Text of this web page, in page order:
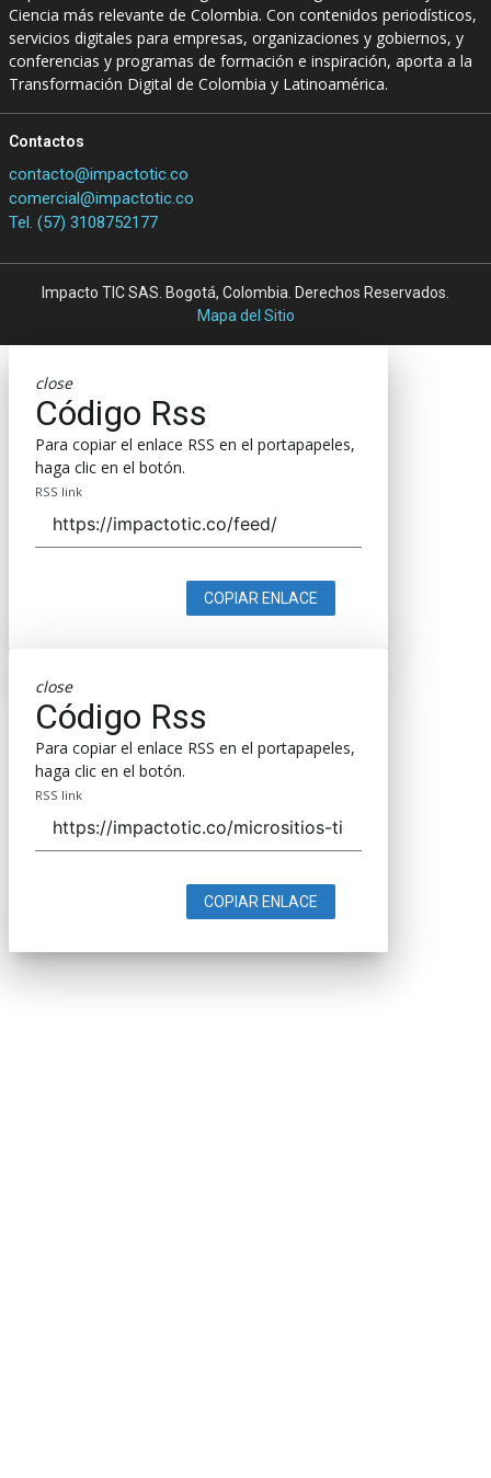
Ciencia más relevante de Colombia. Con contenidos periodísticos,
servicios digitales para empresas, organizaciones y gobiernos, y
conferencias y programas de formación e inspiración, aporta a la
Transformación Digital de Colombia y Latinoamérica.
Contactos
contacto@impactotic.co
comercial@impactotic.co
Tel. (57) 3108752177
Impacto TIC SAS. Bogotá, Colombia. Derechos Reservados.
Mapa del Sitio
close
Código Rss
Para copiar el enlace RSS en el portapapeles,
haga clic en el botón.
RSS link
COPIAR ENLACE
close
Código Rss
Para copiar el enlace RSS en el portapapeles,
haga clic en el botón.
RSS link
COPIAR ENLACE